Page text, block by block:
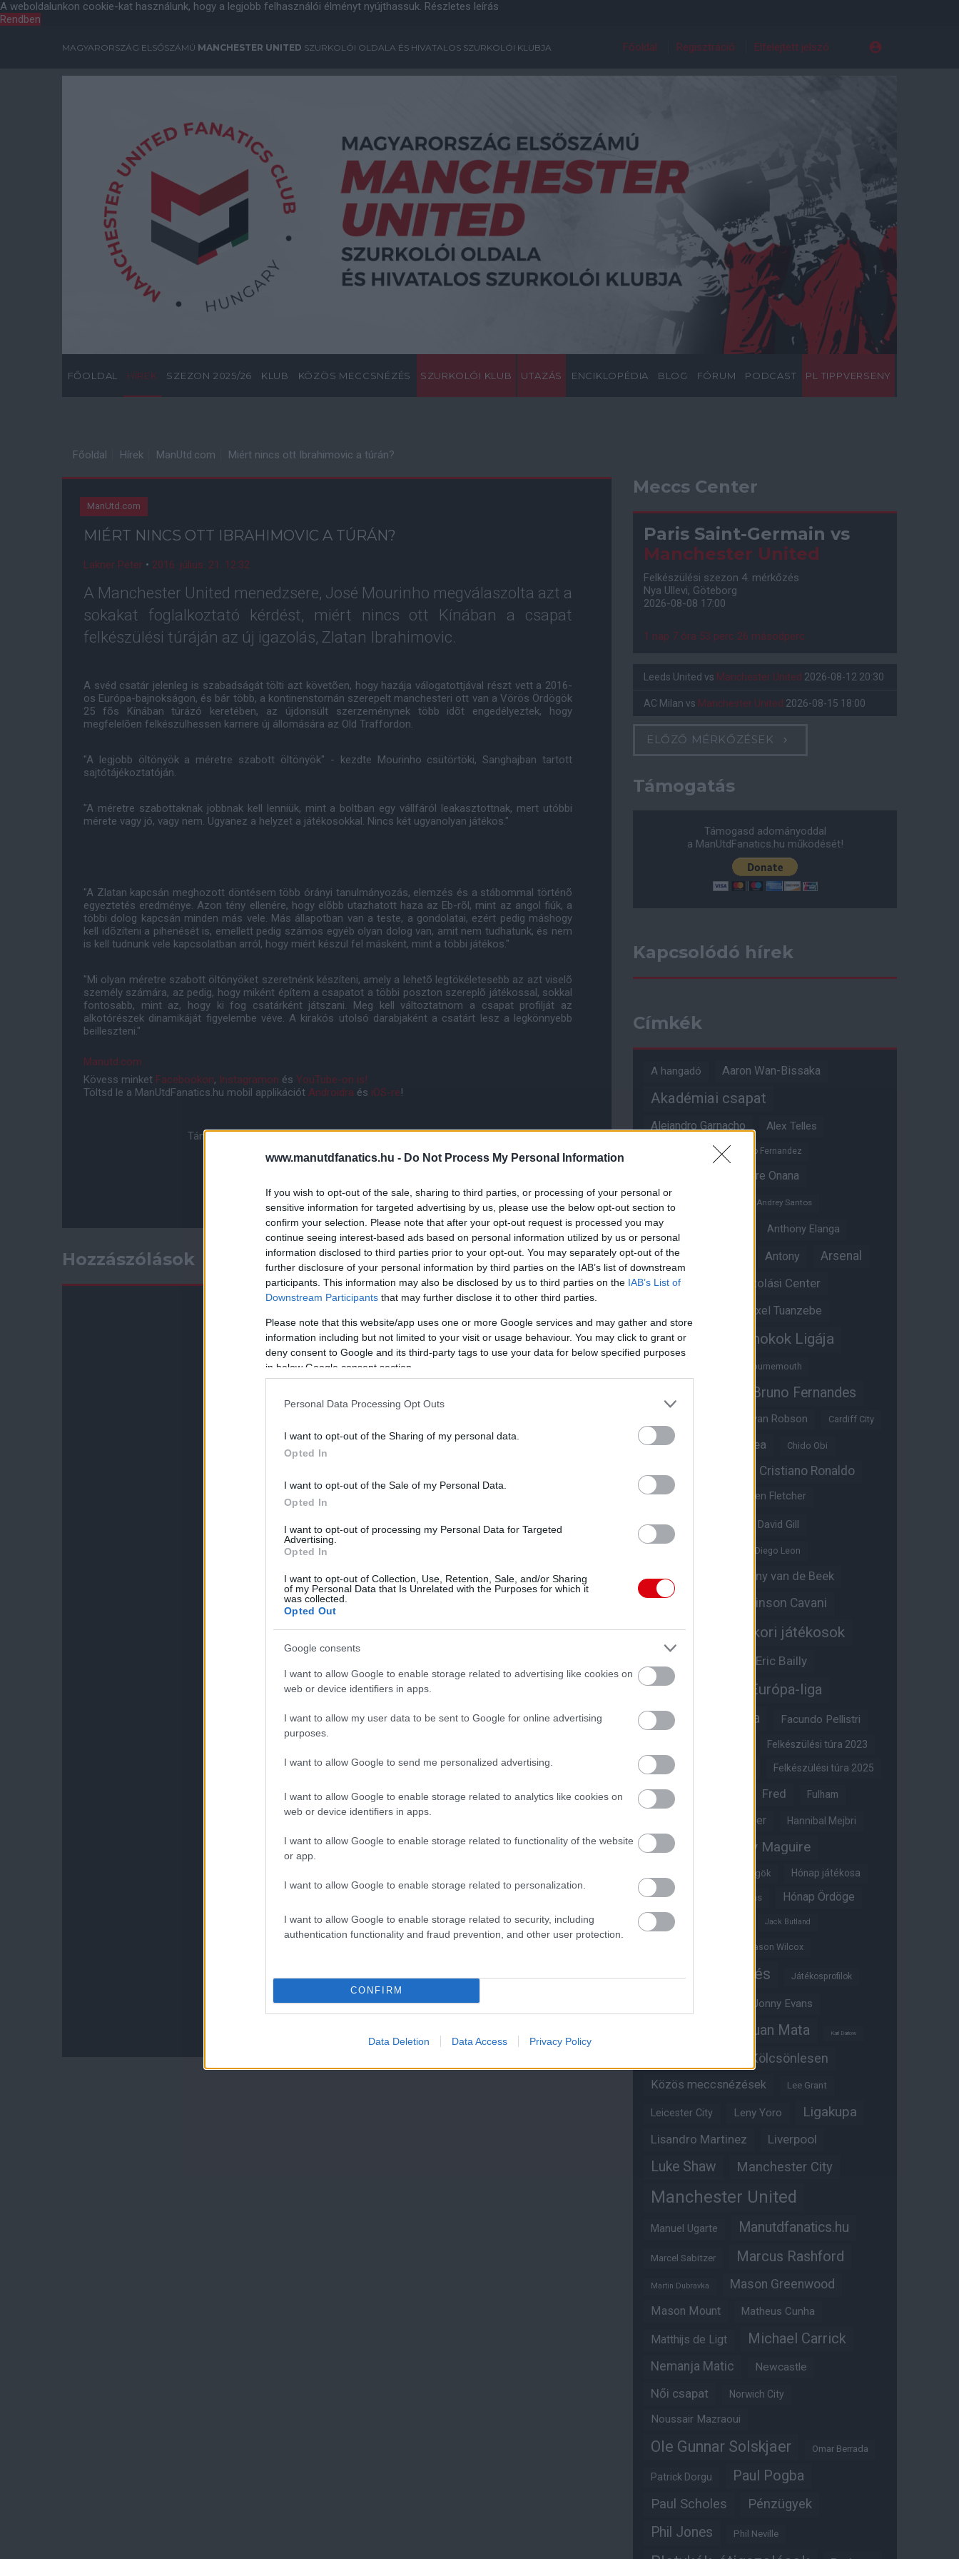
www.manutdfanatics.hu - Do Not Process My Personal Information
If you wish to opt-out of the sale, sharing to third parties, or processing of your personal or
sensitive information for targeted advertising by us, please use the below opt-out section to
confirm your selection. Please note that after your opt-out request is processed you may
continue seeing interest-based ads based on personal information utilized by us or personal
information disclosed to third parties prior to your opt-out. You may separately opt-out of the
further disclosure of your personal information by third parties on the IAB’s list of downstream
participants. This information may also be disclosed by us to third parties on the IAB’s List of
Downstream Participants that may further disclose it to other third parties.
Please note that this website/app uses one or more Google services and may gather and store
information including but not limited to your visit or usage behaviour. You may click to grant or
deny consent to Google and its third-party tags to use your data for below specified purposes
in below Google consent section.
Personal Data Processing Opt Outs
I want to opt-out of the Sharing of my personal data.
Opted In
I want to opt-out of the Sale of my Personal Data.
Opted In
I want to opt-out of processing my Personal Data for Targeted
Advertising.
Opted In
I want to opt-out of Collection, Use, Retention, Sale, and/or Sharing
of my Personal Data that Is Unrelated with the Purposes for which it
was collected.
Opted Out
Google consents
I want to allow Google to enable storage related to advertising like cookies on
web or device identifiers in apps.
I want to allow my user data to be sent to Google for online advertising
purposes.
I want to allow Google to send me personalized advertising.
I want to allow Google to enable storage related to analytics like cookies on
web or device identifiers in apps.
I want to allow Google to enable storage related to functionality of the website
or app.
I want to allow Google to enable storage related to personalization.
I want to allow Google to enable storage related to security, including
authentication functionality and fraud prevention, and other user protection.
CONFIRM
Data Deletion Data Access Privacy Policy
A weboldalunkon cookie-kat használunk, hogy a legjobb felhasználói élményt nyújthassuk. Részletes leírás
Rendben
MAGYARORSZÁG ELSŐSZÁMÚ MANCHESTER UNITED SZURKOLÓI OLDALA ÉS HIVATALOS SZURKOLÓI KLUBJA Főoldal Regisztráció Elfelejtett jelszó
FŐOLDAL HÍREK SZEZON 2025/26 KLUB KÖZÖS MECCSNÉZÉS SZURKOLÓI KLUB UTAZÁS ENCIKLOPÉDIA BLOG FÓRUM PODCAST PL TIPPVERSENY
Főoldal Hírek ManUtd.com Miért nincs ott Ibrahimovic a túrán?
ManUtd.com
MIÉRT NINCS OTT IBRAHIMOVIC A TÚRÁN?
Lakner Péter • 2016. július. 21. 12:32
A Manchester United menedzsere, José Mourinho megválaszolta azt a
sokakat foglalkoztató kérdést, miért nincs ott Kínában a csapat
felkészülési túráján az új igazolás, Zlatan Ibrahimovic.
A svéd csatár jelenleg is szabadságát tölti azt követõen, hogy hazája válogatottjával részt vett a 2016-
os Európa-bajnokságon, és bár több, a kontinenstornán szerepelt manchesteri ott van a Vörös Ördögök
25 fõs Kínában túrázó keretében, az újdonsült szerzeménynek több idõt engedélyeztek, hogy
megfelelõen felkészülhessen karriere új állomására az Old Traffordon.
"A legjobb öltönyök a méretre szabott öltönyök" - kezdte Mourinho csütörtöki, Sanghajban tartott
sajtótájékoztatóján.
"A méretre szabottaknak jobbnak kell lenniük, mint a boltban egy vállfáról leakasztottnak, mert utóbbi
mérete vagy jó, vagy nem. Ugyanez a helyzet a játékosokkal. Nincs két ugyanolyan játékos."
"A Zlatan kapcsán meghozott döntésem több órányi tanulmányozás, elemzés és a stábommal történõ
egyeztetés eredménye. Azon tény ellenére, hogy elõbb utazhatott haza az Eb-rõl, mint az angol fiúk, a
többi dolog kapcsán minden más vele. Más állapotban van a teste, a gondolatai, ezért pedig máshogy
kell idõzíteni a pihenését is, emellett pedig számos egyéb olyan dolog van, amit nem tudhatunk, és nem
is kell tudnunk vele kapcsolatban arról, hogy miért készül fel másként, mint a többi játékos."
"Mi olyan méretre szabott öltönyöket szeretnénk készíteni, amely a lehetõ legtökéletesebb az azt viselõ
személy számára, az pedig, hogy miként építem a csapatot a többi poszton szereplõ játékossal, sokkal
fontosabb, mint az, hogy ki fog csatárként játszani. Meg kell változtatnom a csapat profilját az
alkotórészek dinamikáját figyelembe véve. A kirakós utolsó darabjaként a csatárt lesz a legkönnyebb
beilleszteni."
Manutd.com
Kövess minket Facebookon, Instagramon és YouTube-on is!
Töltsd le a ManUtdFanatics.hu mobil applikációt Androidra és iOS-re!
Támogasd adományoddal a ManUtdFanatics.hu működését!
Hozzászólások
Meccs Center
Paris Saint-Germain vs
Manchester United
Felkészülési szezon 4. mérkőzés
Nya Ullevi, Göteborg
2026-08-08 17:00
1 nap 7 óra 53 perc 25 másodperc
Leeds United vs Manchester United 2026-08-12 20:30
AC Milan vs Manchester United 2026-08-15 18:00
ELŐZŐ MÉRKŐZÉSEK
Támogatás
Támogasd adományoddal
a ManUtdFanatics.hu működését!
Kapcsolódó hírek
Címkék
A hangadó Aaron Wan-Bissaka
Akadémiai csapat
Alejandro Garnacho Alex Telles
Alvaro Fernandez
Andre Onana
Andreas Pereira
Andrey Santos
Angol válogatott Anthony Elanga
Anthony Martial Antony Arsenal
Aston Villa Átigazolási Center
Axel Tuanzebe
Ayden Heaven Bajnokok Ligája
Bournemouth
Bruno Fernandes
Bryan Robson Cardiff City
Casemiro Chelsea Chido Obi
Cristiano Ronaldo
Crystal Palace Darren Fletcher
David De Gea David Gill
Diego Leon
Diogo Dalot
Donny van de Beek
Edinson Cavani
Edzői stáb Egykori játékosok
Eric Bailly
Erik ten Hag Európa-liga
Everton FA-kupa Facundo Pellistri
Felkészülési túra 2023
Felkészülési túra 2024 Felkészülési túra 2025
Felkészülési túra 2026 Fred Fulham
Glazer Hannibal Mejbri
Harry Amass Harry Maguire
Híres magyar Vörös Ördögök Hónap játékosa
Hónap legjobbja szavazás Hónap Ördöge
Hull City Jack Butland
Jason Wilcox
Játékosértékelés Játékosprofilok
Jonny Evans
Juan Mata Karl Darlow
Kölcsönlesen
Közös meccsnézések Lee Grant
Leicester City Leny Yoro Ligakupa
Lisandro Martinez Liverpool
Luke Shaw Manchester City
Manchester United
Manuel Ugarte Manutdfanatics.hu
Marcel Sabitzer Marcus Rashford
Martin Dubravka Mason Greenwood
Mason Mount Matheus Cunha
Matthijs de Ligt Michael Carrick
Nemanja Matic Newcastle
Női csapat Norwich City
Noussair Mazraoui
Ole Gunnar Solskjaer Omar Berrada
Patrick Dorgu Paul Pogba
Paul Scholes Pénzügyek
Phil Jones Phil Neville